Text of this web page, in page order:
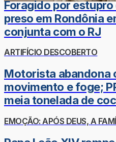
Foragido por
preso em Rondônia
conjunta com o RJ
ARTIFÍCIO DESCOBERTO
Motorista abandona
movimento e foge;
meia tonelada de
EMOÇÃO: APÓS DEUS, A